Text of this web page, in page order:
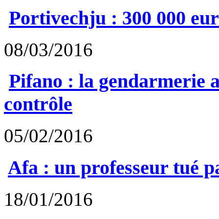
Portivechju : 300 000
08/03/2016
Pifano : la gendarmerie
contrôle
05/02/2016
Afa : un professeur tué
18/01/2016